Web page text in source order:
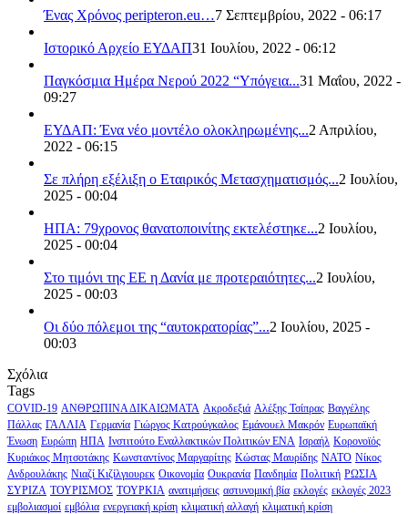
Ένας Χρόνος peripteron.eu…7 Σεπτεμβρίου, 2022 - 06:17
Ιστορικό Αρχείο ΕΥΔΑΠ31 Ιουλίου, 2022 - 06:12
Παγκόσμια Ημέρα Νερού 2022 “Υπόγεια...31 Μαΐου, 2022 -
09:27
ΕΥΔΑΠ: Ένα νέο μοντέλο ολοκληρωμένης...2 Απριλίου,
2022 - 06:15
Σε πλήρη εξέλιξη ο Εταιρικός Μετασχηματισμός...2 Ιουλίου,
2025 - 00:04
ΗΠΑ: 79χρονος θανατοποινίτης εκτελέστηκε...2 Ιουλίου,
2025 - 00:04
Στο τιμόνι της ΕΕ η Δανία με προτεραιότητες...2 Ιουλίου,
2025 - 00:03
Οι δύο πόλεμοι της “αυτοκρατορίας”...2 Ιουλίου, 2025 -
00:03
Σχόλια
Tags
COVID-19 ΑΝΘΡΩΠΙΝΑ ΔΙΚΑΙΩΜΑΤΑ Ακροδεξιά Αλέξης Τσίπρας Βαγγέλης
Πάλλας ΓΑΛΛΙΑ Γερμανία Γιώργος Κατρούγκαλος Εμάνουελ Μακρόν Ευρωπαϊκή
Ένωση Ευρώπη ΗΠΑ Ινστιτούτο Εναλλακτικών Πολιτικών ΕΝΑ Ισραήλ Κορονοϊός
Κυριάκος Μητσοτάκης Κωνσταντίνος Μαργαρίτης Κώστας Μαυρίδης ΝΑΤΟ Νίκος
Ανδρουλάκης Νιαζί Κιζίλγιουρεκ Οικονομία Ουκρανία Πανδημία Πολιτική ΡΩΣΙΑ
ΣΥΡΙΖΑ ΤΟΥΡΙΣΜΟΣ ΤΟΥΡΚΙΑ ανατιμήσεις αστυνομική βία εκλογές εκλογές 2023
εμβολιασμοί εμβόλια ενεργειακή κρίση κλιματική αλλαγή κλιματική κρίση